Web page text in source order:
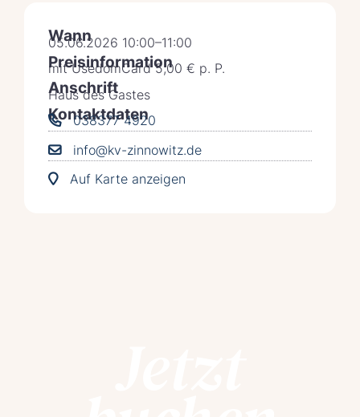
Wann
05.06.2026 10:00–11:00
Preisinformation
mit UsedomCard 5,00 € p. P.
Anschrift
Haus des Gastes
Kontaktdaten
038377 4920
info@kv-zinnowitz.de
Auf Karte anzeigen